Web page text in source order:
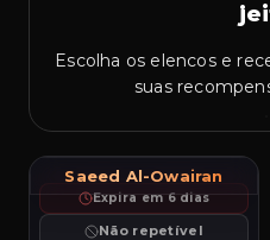
Escolha os elencos e
suas
Saeed Al-Owairan
97
RW
++
Al Owairan
PAC
99
SHO
97
PAS
95
DRI
96
DEF
55
PHY
96
CAM
Expira em 6 dias
Não repetível